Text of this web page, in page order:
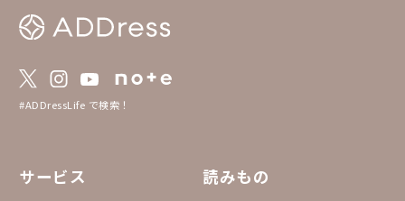
#ADDressLife で検索！
サービス 読みもの